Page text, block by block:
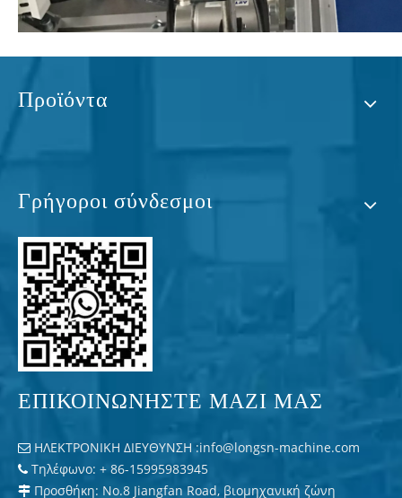
Προϊόντα
Γρήγοροι σύνδεσμοι
ΕΠΙΚΟΙΝΩΝΗΣΤΕ ΜΑΖΙ ΜΑΣ
 ΗΛΕΚΤΡΟΝΙΚΗ ΔΙΕΥΘΥΝΣΗ :info@longsn-machine.com
 Τηλέφωνο: + 86-15995983945
 Προσθήκη: No.8 Jiangfan Road, βιομηχανική ζώνη